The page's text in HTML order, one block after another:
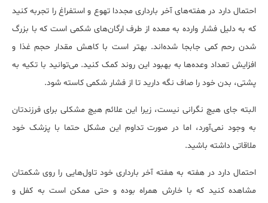
احتمال دارد در هفته‌های آخر بارداری مجددا تهوع و استفراغ را تجربه کنید
که به دلیل فشار وارده به معده از طرف ارگان‌های شکمی است که با بزرگ
شدن رحم کمی جابجا شده‌اند. بهتر است با کاهش مقدار حجم غذا و
افزایش تعداد وعده‌ها به بهبود این روند کمک کنید. می‌توانید با تکیه به
پشتی، بدن خود را صاف نگه دارید تا از فشار شکمی کاسته شود.
البته جای هیچ نگرانی نیست، زیرا این علائم هیچ مشکلی برای فرزندتان
به وجود نمی‌آورد، اما در صورت تداوم این مشکل حتما با پزشک خود
ملاقاتی داشته باشید.
احتمال دارد در هفته به هفته آخر بارداری خود تاول‌هایی را روی شکمتان
مشاهده کنید که با خارش همراه بوده و حتی ممکن است به کفل و